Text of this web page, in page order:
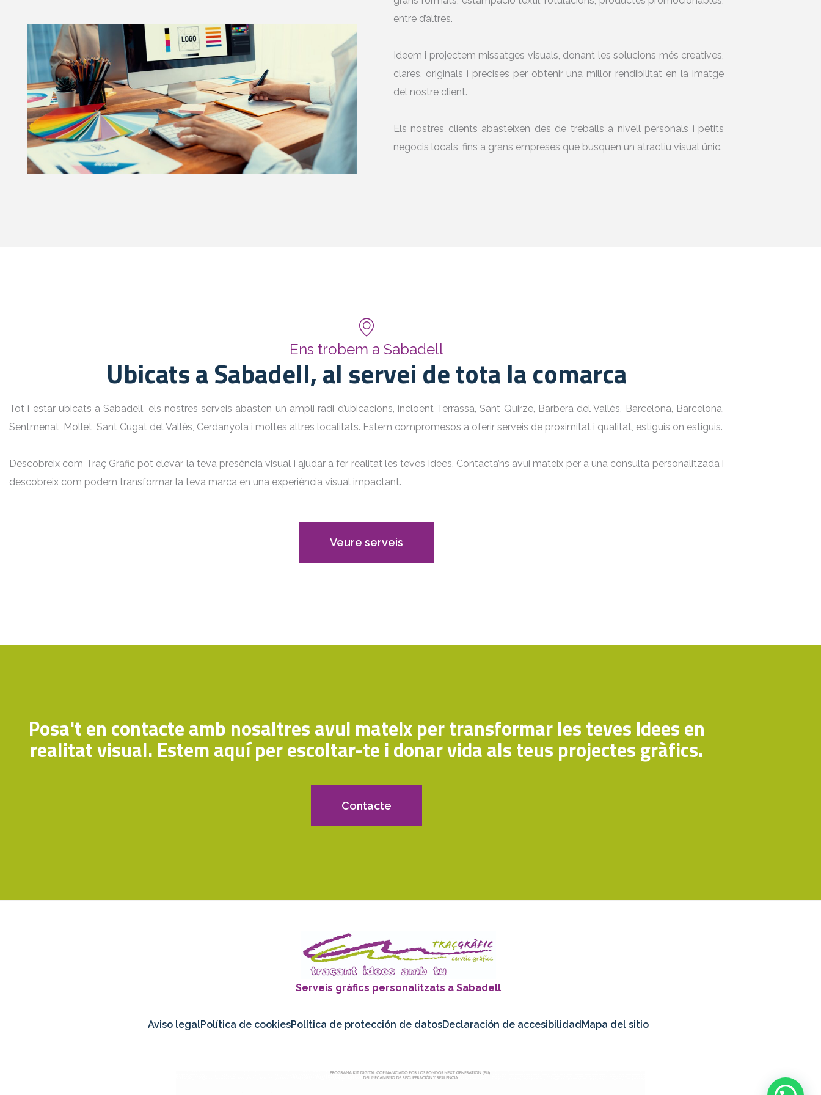
entre d’altres.
Ideem i projectem missatges visuals, donant les solucions més creatives,
clares, originals i precises per obtenir una millor rendibilitat en la imatge
del nostre client.
Els nostres clients abasteixen des de treballs a nivell personals i petits
negocis locals, fins a grans empreses que busquen un atractiu visual únic.
Ens trobem a Sabadell
Ubicats a Sabadell, al servei de tota la comarca
Tot i estar ubicats a Sabadell, els nostres serveis abasten un ampli radi d’ubicacions, incloent Terrassa, Sant Quirze, Barberà del Vallès, Barcelona, Barcelona,
Sentmenat, Mollet, Sant Cugat del Vallès, Cerdanyola i moltes altres localitats. Estem compromesos a oferir serveis de proximitat i qualitat, estiguis on estiguis.
Descobreix com Traç Gràfic pot elevar la teva presència visual i ajudar a fer realitat les teves idees. Contacta’ns avui mateix per a una consulta personalitzada i
descobreix com podem transformar la teva marca en una experiència visual impactant.
Veure serveis
Posa't en contacte amb nosaltres avui mateix per transformar les teves idees en
realitat visual. Estem aquí per escoltar-te i donar vida als teus projectes gràfics.
Contacte
Serveis gràfics personalitzats a Sabadell
Aviso legalPolítica de cookiesPolítica de protección de datosDeclaración de accesibilidadMapa del sitio